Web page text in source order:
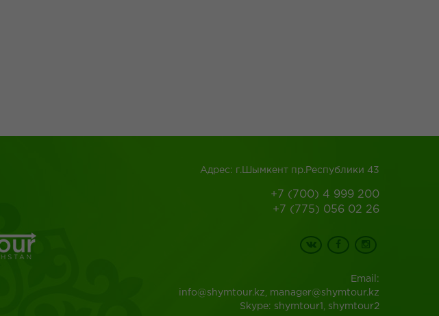
Адрес: г.Шымкент пр.Республики 43
+7 (700) 4 999 200
+7 (775) 056 02 26
Email:
info@shymtour.kz, manager@shymtour.kz
Skype: shymtour1, shymtour2